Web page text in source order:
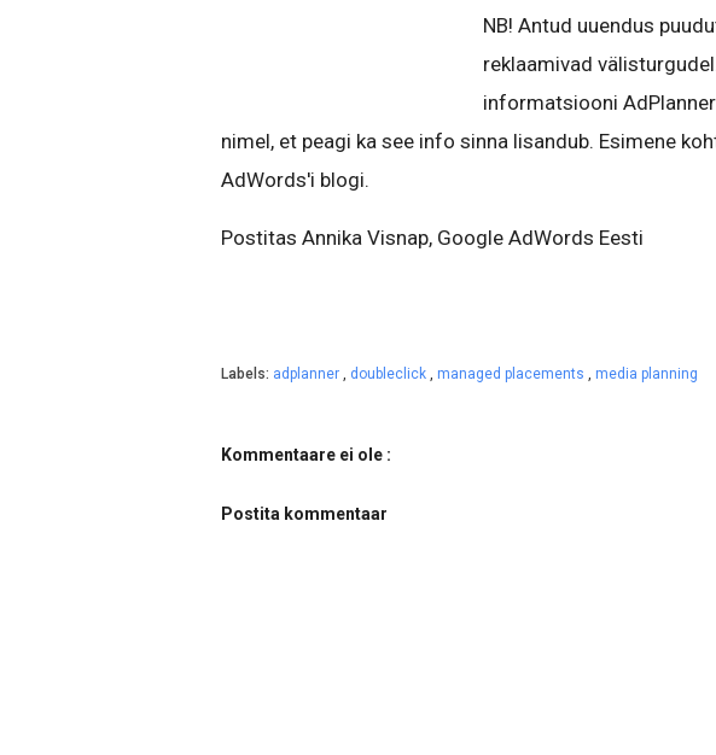
NB! Antud uuendus
reklaamivad
informatsiooni
nimel, et peagi ka see info sinna lisandub. Esimene
AdWords'i blogi.
Postitas Annika Visnap, Google AdWords Eesti
Labels: adplanner , doubleclick , managed placements , media planning
Kommentaare ei ole :
Postita kommentaar